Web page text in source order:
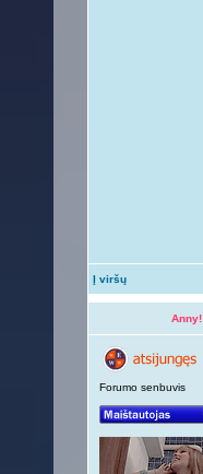
Į viršų
Anny!
Forumo senbuvis